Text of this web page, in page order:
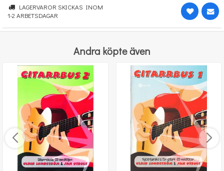
LAGERVAROR SKICKAS INOM
1-2 ARBETSDAGAR
Andra köpte även